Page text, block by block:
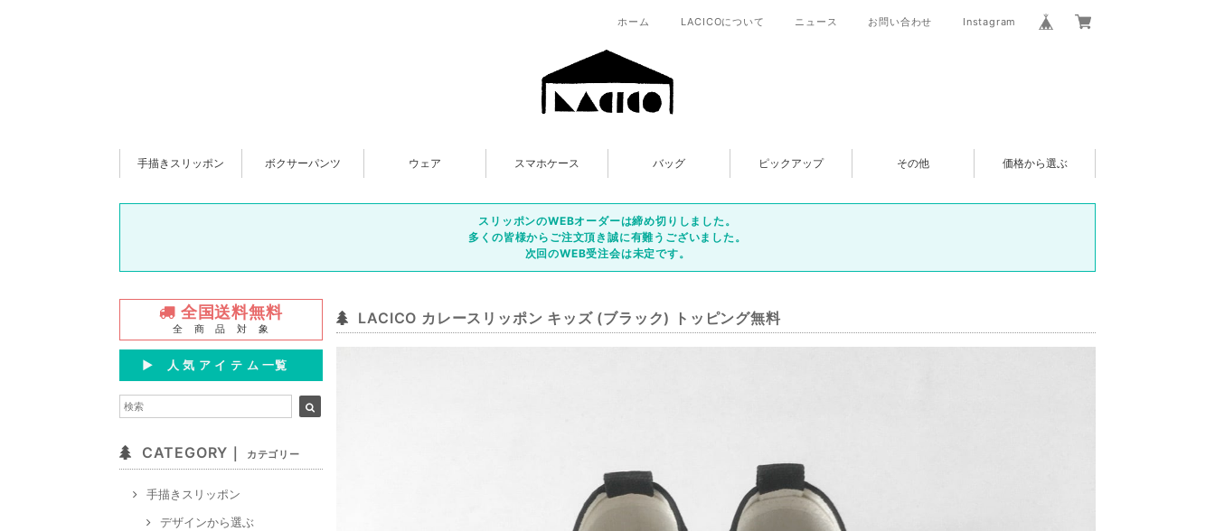
ホーム LACICOについて ニュース お問い合わせ Instagram
手描きスリッポン ボクサーパンツ ウェア スマホケース バッグ ピックアップ その他 価格から選ぶ
スリッポンのWEBオーダーは締め切りしました。
多くの皆様からご注文頂き誠に有難うございました。
次回のWEB受注会は未定です。
全国送料無料
全 商 品 対 象
▶︎ 人 気 ア イ テ ム 一覧
CATEGORY｜ カテゴリー
手描きスリッポン
デザインから選ぶ
LACICO カレースリッポン キッズ (ブラック) トッピング無料